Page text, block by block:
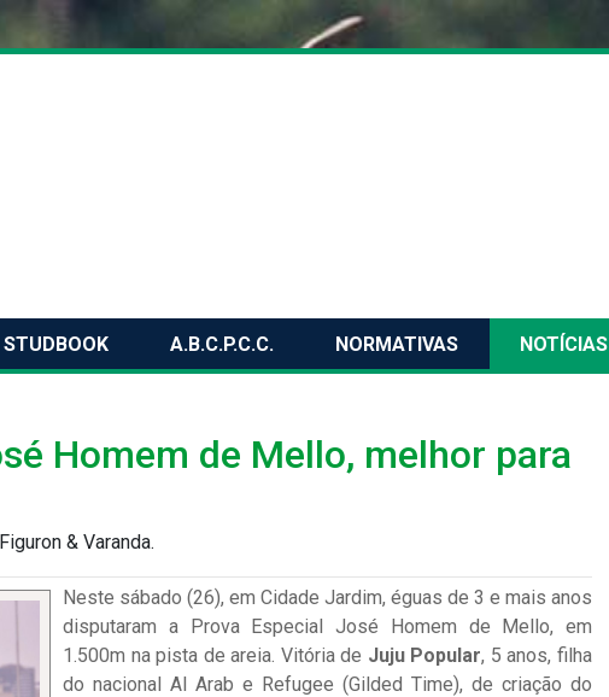
STUDBOOK A.B.C.P.C.C. NORMATIVAS NOTÍCIAS
Homem de Mello, melhor para
& Varanda.
Neste sábado (26), em Cidade Jardim, éguas de 3 e mais anos
disputaram a Prova Especial José Homem de Mello, em
1.500m na pista de areia. Vitória de Juju Popular, 5 anos, filha
do nacional Al Arab e Refugee (Gilded Time), de criação do